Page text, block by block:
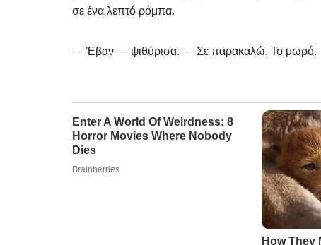
σε ένα λεπτό ρόμπα.
— Έβαν — ψιθύρισα. — Σε παρακαλώ. Το μωρό.